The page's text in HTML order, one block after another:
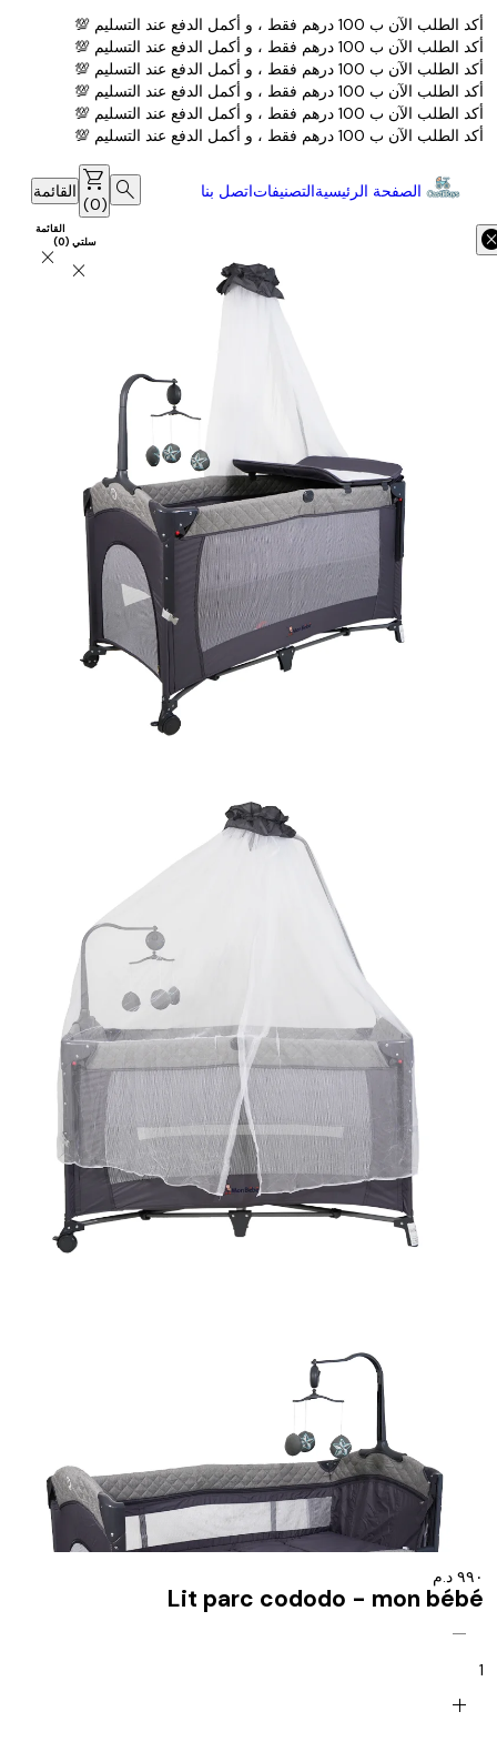
أكد الطلب الآن ب 100 درهم فقط ، و أكمل الدفع عند التسليم 💯
أكد الطلب الآن ب 100 درهم فقط ، و أكمل الدفع عند التسليم 💯
أكد الطلب الآن ب 100 درهم فقط ، و أكمل الدفع عند التسليم 💯
أكد الطلب الآن ب 100 درهم فقط ، و أكمل الدفع عند التسليم 💯
أكد الطلب الآن ب 100 درهم فقط ، و أكمل الدفع عند التسليم 💯
أكد الطلب الآن ب 100 درهم فقط ، و أكمل الدفع عند التسليم 💯
الصفحة الرئيسيةالتصنيفاتاتصل بنا
search
shopping_cart
(
0
)
سلتي (
0
)
close
القائمة
القائمة
close
٩٩٠ د.م
Lit parc cododo - mon bébé
remove
1
add